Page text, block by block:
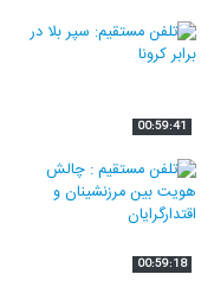
00:59:41
00:59:18